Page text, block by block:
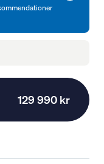
129 990 kr